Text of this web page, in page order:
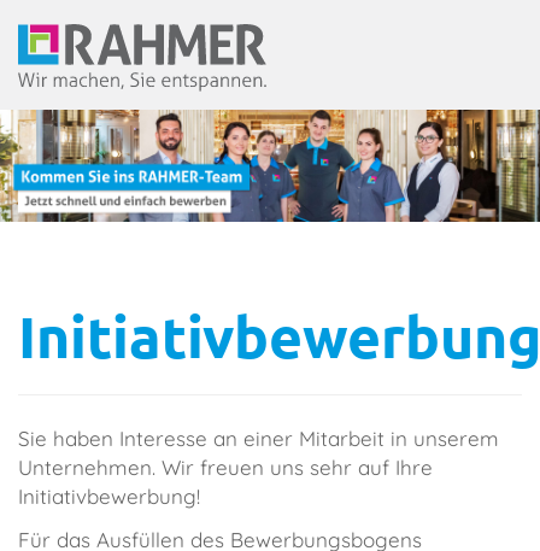
Sie haben Interesse an einer Mitarbeit in unserem
Unternehmen. Wir freuen uns sehr auf Ihre
Initiativbewerbung!
Für das Ausfüllen des Bewerbungsbogens